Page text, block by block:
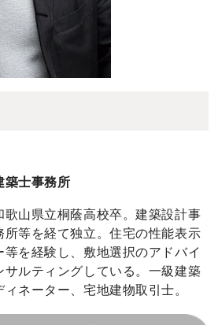
築士事務所
歌山県立桐蔭高校卒。建築設計事
所等を経て独立。住宅の性能表示
を経験し、敷地選択のアドバイ
サルティングしている。一級建築
ネーター、宅地建物取引士。